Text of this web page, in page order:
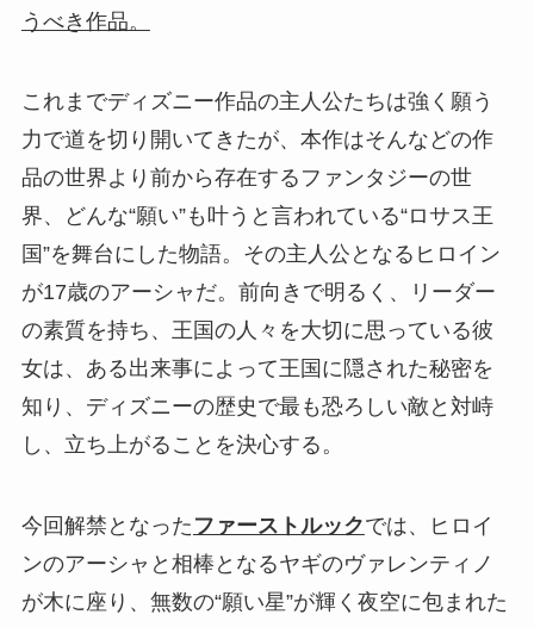
うべき作品。
これまでディズニー作品の主人公たちは強く願う
力で道を切り開いてきたが、本作はそんなどの作
品の世界より前から存在するファンタジーの世
界、どんな“願い”も叶うと言われている“ロサス王
国”を舞台にした物語。その主人公となるヒロイン
が17歳のアーシャだ。前向きで明るく、リーダー
の素質を持ち、王国の人々を大切に思っている彼
女は、ある出来事によって王国に隠された秘密を
知り、ディズニーの歴史で最も恐ろしい敵と対峙
し、立ち上がることを決心する。
今回解禁となった ファーストルックでは、ヒロイ
ンのアーシャと相棒となるヤギのヴァレンティノ
が木に座り、無数の“願い星”が輝く夜空に包まれた